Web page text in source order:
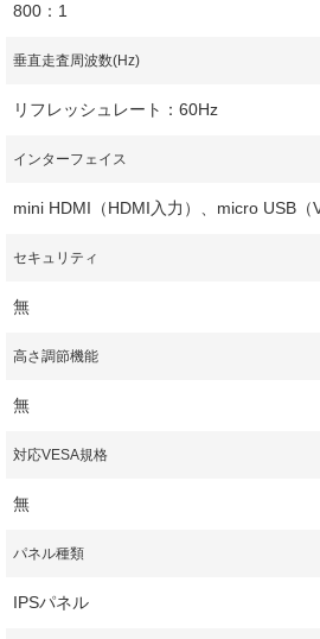
800：1
垂直走査周波数(Hz)
リフレッシュレート：60Hz
インターフェイス
mini HDMI（HDMI入力）、micro USB（
セキュリティ
無
高さ調節機能
無
対応VESA規格
無
パネル種類
IPSパネル